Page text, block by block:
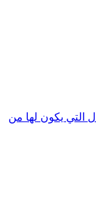
التي يكون لها من